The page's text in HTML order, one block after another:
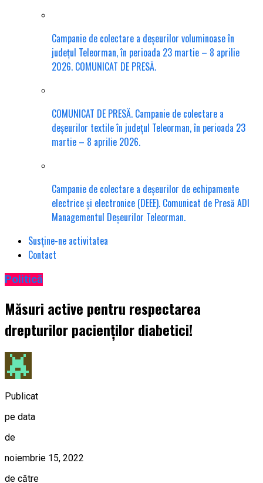
Campanie de colectare a deșeurilor voluminoase în
județul Teleorman, în perioada 23 martie – 8 aprilie
2026. COMUNICAT DE PRESĂ.
COMUNICAT DE PRESĂ. Campanie de colectare a
deșeurilor textile în județul Teleorman, în perioada 23
martie – 8 aprilie 2026.
Campanie de colectare a deșeurilor de echipamente
electrice și electronice (DEEE). Comunicat de Presă ADI
Managementul Deșeurilor Teleorman.
Susține-ne activitatea
Contact
Politică
Măsuri active pentru respectarea
drepturilor pacienților diabetici!
Publicat
pe data
de
noiembrie 15, 2022
de către